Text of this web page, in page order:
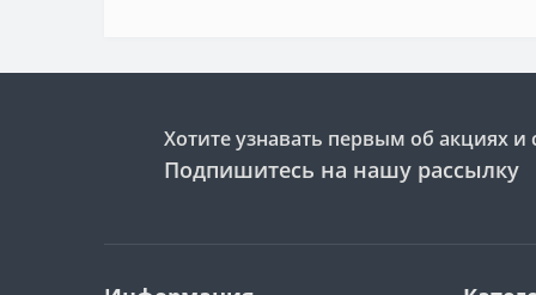
Хотите узнавать первым об акциях и
Подпишитесь на нашу рассылку